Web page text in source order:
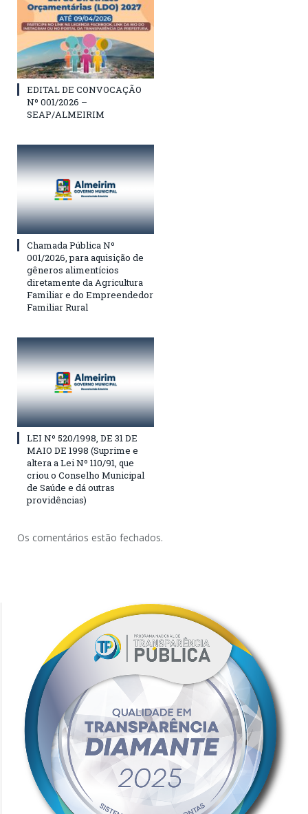
EDITAL DE CONVOCAÇÃO
Nº 001/2026 –
SEAP/ALMEIRIM
Chamada Pública Nº
001/2026, para aquisição de
gêneros alimentícios
diretamente da Agricultura
Familiar e do Empreendedor
Familiar Rural
LEI Nº 520/1998, DE 31 DE
MAIO DE 1998 (Suprime e
altera a Lei Nº 110/91, que
criou o Conselho Municipal
de Saúde e dá outras
providências)
Os comentários estão fechados.